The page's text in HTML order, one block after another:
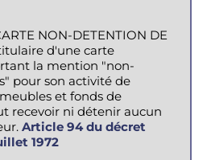
NON-DETENTION DE
d'une carte
la mention "non-
pour son activité de
et fonds de
recevoir ni détenir aucun
Article 94 du décret
1972